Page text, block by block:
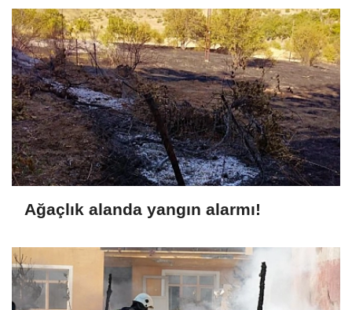
Ağaçlık alanda yangın alarmı!